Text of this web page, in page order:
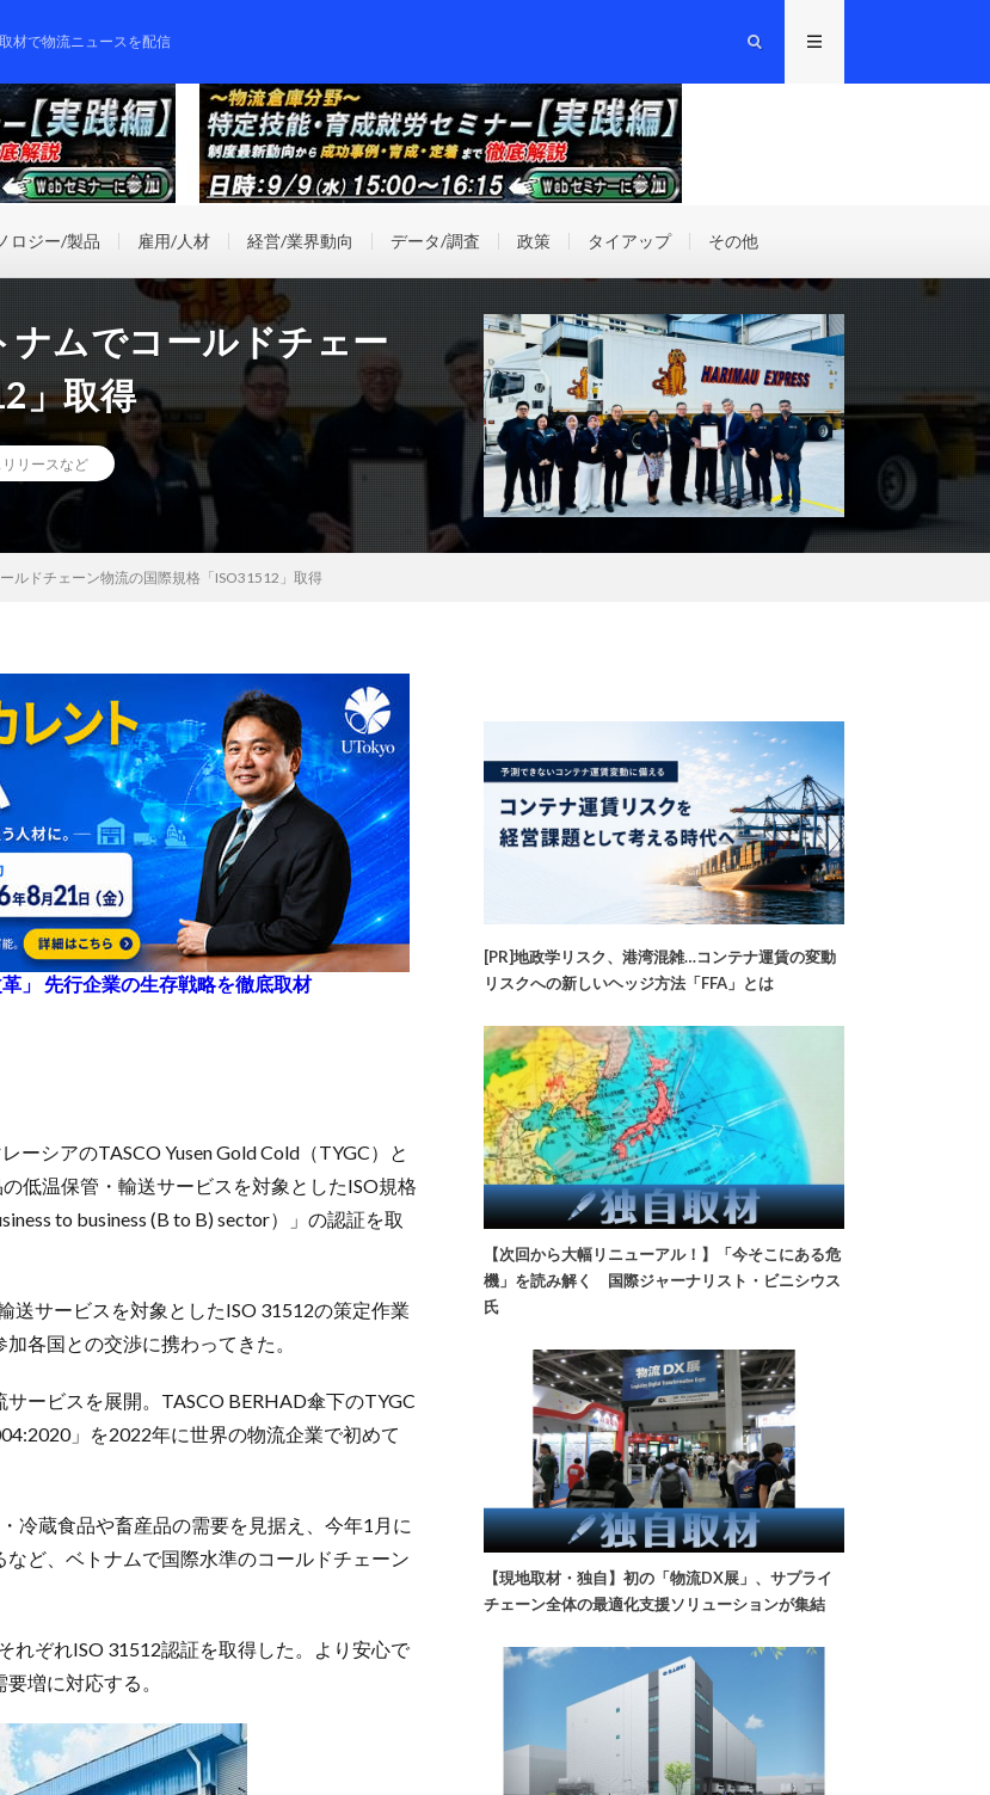
材で物流ニュースを配信
ロジー/製品 雇用/人材 経営/業界動向 データ/調査 政策 タイアップ その他
ムでコールドチェー
」取得
リリースなど
ルドチェーン物流の国際規格「ISO31512」取得
」 先行企業の生存戦略を徹底取材
シアのTASCO Yusen Gold Cold（TYGC）と
低温保管・輸送サービスを対象としたISO規格
to business (B to B) sector）」の認証を取
送サービスを対象としたISO 31512の策定作業
各国との交渉に携わってきた。
ービスを展開。TASCO BERHAD傘下のTYGC
」を2022年に世界の物流企業で初めて
冷蔵食品や畜産品の需要を見据え、今年1月に
ど、ベトナムで国際水準のコールドチェーン
れぞれISO 31512認証を取得した。より安心で
増に対応する。
[PR]地政学リスク、港湾混雑…コンテナ運賃の変動
リスクへの新しいヘッジ方法「FFA」とは
【次回から大幅リニューアル！】「今そこにある危
機」を読み解く 国際ジャーナリスト・ビニシウス
氏
【現地取材・独自】初の「物流DX展」、サプライ
チェーン全体の最適化支援ソリューションが集結